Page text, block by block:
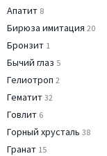
Апатит 8
Бирюза имитация 20
Бронзит 1
Бычий глаз 5
Гелиотроп 2
Гематит 32
Говлит 6
Горный хрусталь 38
Гранат 15